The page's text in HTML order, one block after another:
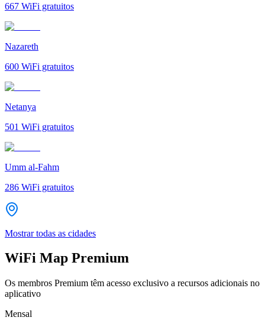
667 WiFi gratuitos
Nazareth
600 WiFi gratuitos
Netanya
501 WiFi gratuitos
Umm al-Fahm
286 WiFi gratuitos
Mostrar todas as cidades
WiFi Map Premium
Os membros Premium têm acesso exclusivo a recursos adicionais no
aplicativo
Mensal